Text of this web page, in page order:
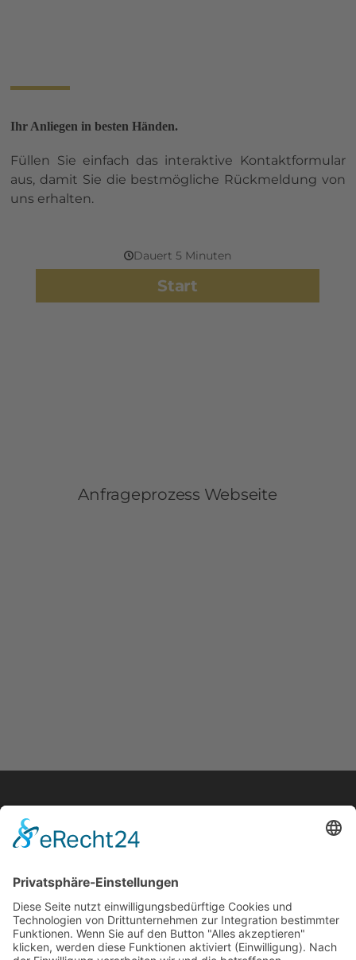
Ihr Anliegen in besten Händen.
Füllen Sie einfach das interaktive Kontaktformular
aus, damit Sie die bestmögliche Rückmeldung von
uns erhalten.
58791 Werdohl
Rutenpaul 3
Telefon02392 970941
Impressum
Datenschutz
Webdesign